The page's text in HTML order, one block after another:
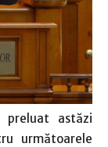
preluat astăzi
următoarele